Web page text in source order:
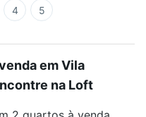
4 5
em Vila
na Loft